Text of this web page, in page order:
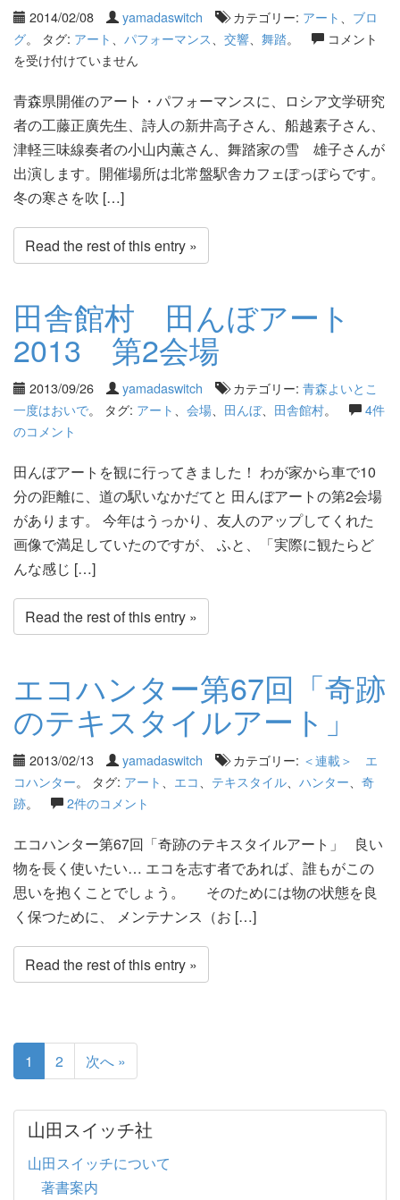
2014/02/08 yamadaswitch カテゴリー: アート
ブロ
グ。 タグ: アート パフォーマンス 交響 舞踏。
コメント
を受け付けていません
青森県開催のアート・パフォーマンスに、ロシア文学研究
者の工藤正廣先生、詩人の新井高子さん、船越素子さん、
津軽三味線奏者の小山内薫さん、舞踏家の雪 雄子さんが
出演します。開催場所は北常盤駅舎カフェぽっぽらです。
冬の寒さを吹 […]
Read the rest of this entry »
田舎館村 田んぼアート
2013 第2会場
2013/09/26 yamadaswitch カテゴリー: 青森よいとこ
一度はおいで。 タグ: アート 会場 田んぼ、 田舎館村。
4件
のコメント
田んぼアートを観に行ってきました！ わが家から車で10
分の距離に、道の駅いなかだてと 田んぼアートの第2会場
があります。 今年はうっかり、友人のアップしてくれた
画像で満足していたのですが、 ふと、「実際に観たらど
んな感じ […]
Read the rest of this entry »
エコハンター第67回「奇跡
のテキスタイルアート」
2013/02/13 yamadaswitch カテゴリー: ＜連載＞ エ
コハンター。 タグ: アート エコ テキスタイル ハンター
奇
跡。 2件のコメント
エコハンター第67回「奇跡のテキスタイルアート」 良い
物を長く使いたい… エコを志す者であれば、誰もがこの
思いを抱くことでしょう。 そのためには物の状態を良
く保つために、 メンテナンス（お […]
Read the rest of this entry »
1 2 次へ »
山田スイッチ社
山田スイッチについて
著書案内